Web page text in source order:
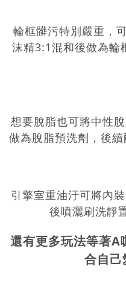
輪框髒污特別嚴重，
沫精3:1混和後做為輪
想要脫脂也可將中性
做為脫脂預洗劑，後
引擎室重油汙可將內
後噴灑刷洗靜
還有更多玩法等著A
合自己